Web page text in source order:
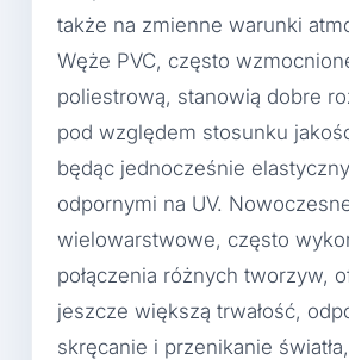
także na zmienne warunki
Węże PVC, często
poliestrową, stanowią dobre
pod względem stosunku
będąc jednocześnie
odpornymi na UV.
wielowarstwowe, często
połączenia różnych tworzyw,
jeszcze większą trwałość,
skręcanie i przenikanie